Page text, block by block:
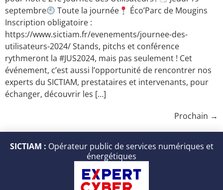
septembre
Toute la journée
Éco’Parc de Mougins
Inscription obligatoire :
https://www.sictiam.fr/evenements/journee-des-
utilisateurs-2024/ Stands, pitchs et conférence
rythmeront la #JUS2024, mais pas seulement ! Cet
événement, c’est aussi l’opportunité de rencontrer nos
experts du SICTIAM, prestataires et intervenants, pour
échanger, découvrir les […]
Prochain →
SICTIAM : Opérateur public de services numériques et
énergétiques